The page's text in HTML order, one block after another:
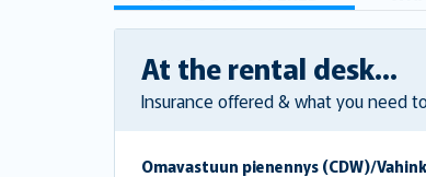
At the rental desk...
Insurance offered & what you need
Omavastuun pienennys (CDW)/